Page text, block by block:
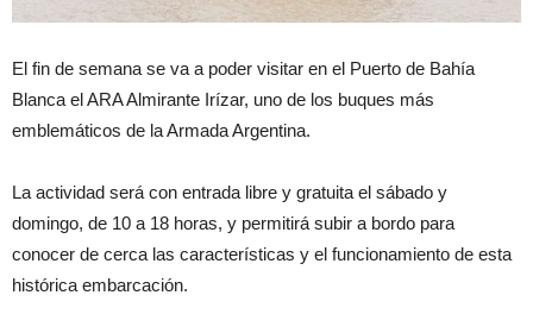
El fin de semana se va a poder visitar en el Puerto de Bahía
Blanca el ARA Almirante Irízar, uno de los buques más
emblemáticos de la Armada Argentina.
La actividad será con entrada libre y gratuita el sábado y
domingo, de 10 a 18 horas, y permitirá subir a bordo para
conocer de cerca las características y el funcionamiento de esta
histórica embarcación.